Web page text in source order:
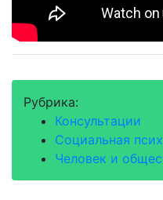
Рубрика:
Консультации
Социальная
Человек и